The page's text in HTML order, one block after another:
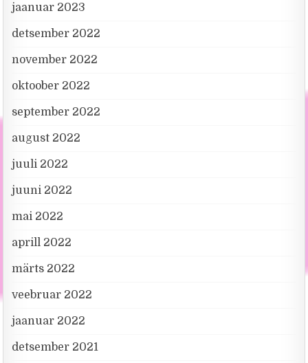
jaanuar 2023
detsember 2022
november 2022
oktoober 2022
september 2022
august 2022
juuli 2022
juuni 2022
mai 2022
aprill 2022
märts 2022
veebruar 2022
jaanuar 2022
detsember 2021